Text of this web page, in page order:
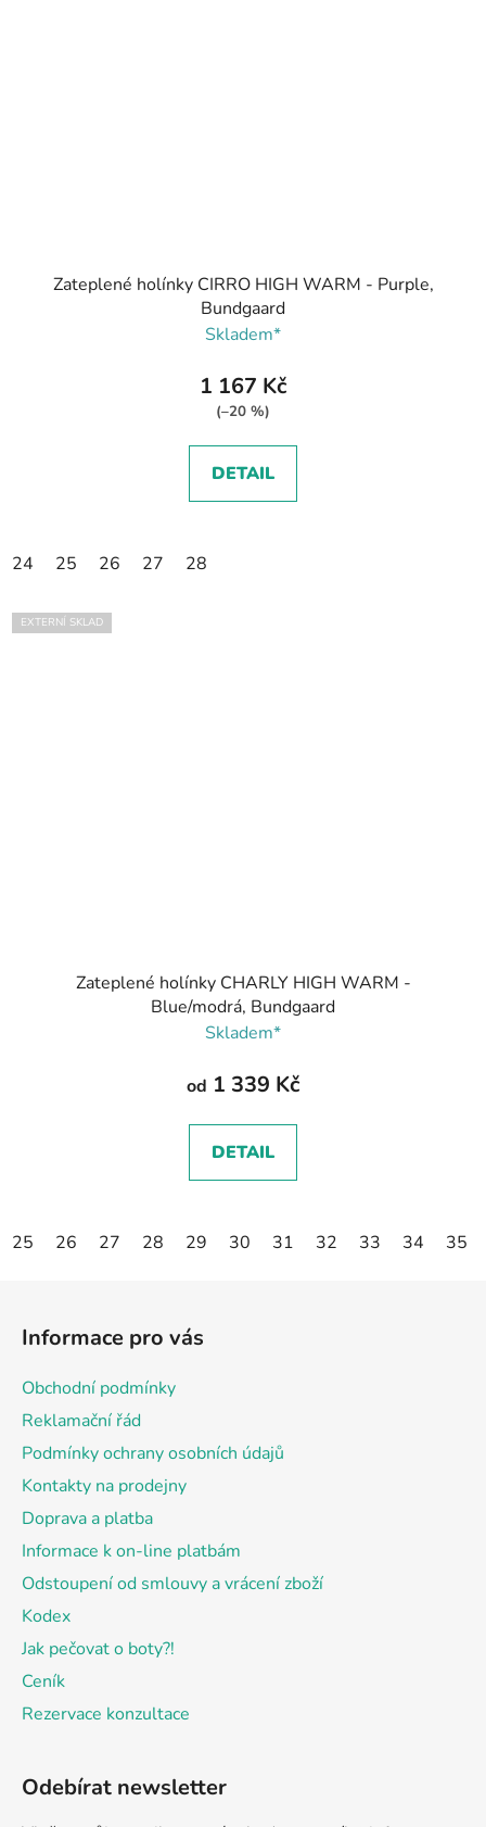
Zateplené holínky CIRRO HIGH WARM - Purple,
Bundgaard
Skladem*
1 167 Kč
(–20 %)
DETAIL
24 25 26 27 28
EXTERNÍ SKLAD
Zateplené holínky CHARLY HIGH WARM -
Blue/modrá, Bundgaard
Skladem*
od 1 339 Kč
DETAIL
25 26 27 28 29 30 31 32 33 34 35
Informace pro vás
Obchodní podmínky
Reklamační řád
Podmínky ochrany osobních údajů
Kontakty na prodejny
Doprava a platba
Informace k on-line platbám
Odstoupení od smlouvy a vrácení zboží
Kodex
Jak pečovat o boty?!
Ceník
Rezervace konzultace
Odebírat newsletter